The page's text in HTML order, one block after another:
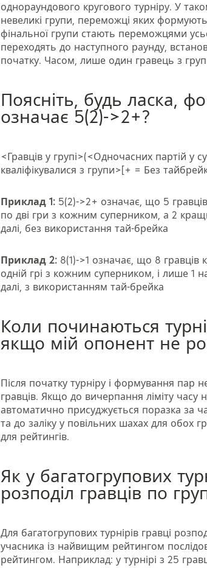
однораундового кругового турніру. У
невеликі групи, переможці яких
фінальної групи стають переможцями
переходять до наступного раунду,
початку. Часом, лише один гравець з
Поясніть, будь ласка,
означає 5(2)->2+?
<Гравців у групі>(<Одночасних партій у
кваліфікувалися з групи>[+ = Без
Приклад 1: 5(2)->2+ означає, що 5
по дві гри з кожним суперником, а 2
далі, без використання тай-брейка
Приклад 2: 8(1)->1 означає, що 8
одній грі з кожним суперником, і лише 1
далі, з використанням тай-брейка
Коли починаються
якщо мій опонент не
Після початку турніру і формування пар
гравців. Якщо до вичерпання ліміту
автоматично присуджується поразка за
та до заліку у повільних шахах для обох
для рейтингів.
Як у багатогрупових
розподіл гравців по
Для багатогрупових турнірів гравці
учасника із найвищим рейтингом
рейтингом. Наприклад: у турнірі з 25